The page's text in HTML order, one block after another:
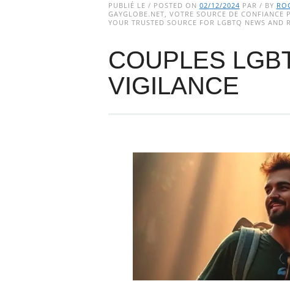
PUBLIÉ LE / POSTED ON 02/12/2024 PAR / BY
GAYGLOBE.NET, VOTRE SOURCE DE CONFIANCE
YOUR TRUSTED SOURCE FOR LGBTQ NEWS AND
COUPLES
VIGILANCE